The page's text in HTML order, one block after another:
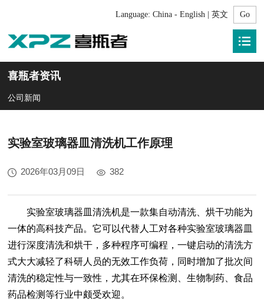
Language: China - English | 英文
喜瓶者资讯
公司新闻
实验室玻璃器皿清洗机工作原理
2026年03月09日 382
实验室玻璃器皿清洗机是一款集自动清洗、烘干功能为
一体的高科技产品。它可以代替人工对各种实验室玻璃器皿
进行深度清洗和烘干，多种程序可编程，一键启动的清洗方
式大大减轻了科研人员的无效工作负荷，同时增加了批次间
清洗的稳定性与一致性，尤其在环保检测、生物制药、食品
药品检测等行业中颇受欢迎。